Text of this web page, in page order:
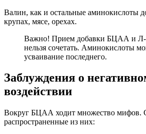
Валин, как и остальные аминокислоты
крупах, мясе, орехах.
Важно! Прием добавки БЦАА и Л-
нельзя сочетать. Аминокислоты
усваивание последнего.
Заблуждения о
воздействии
Вокруг БЦАА ходит множество мифов.
распространенные из них: